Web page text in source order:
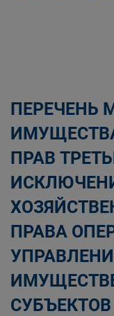
ПЕРЕЧЕНЬ
ПРАВ
ПРАВА